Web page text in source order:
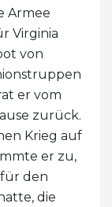
Armee
Virginia
von
er vom
zurück.
Krieg auf
er zu,
für den
die